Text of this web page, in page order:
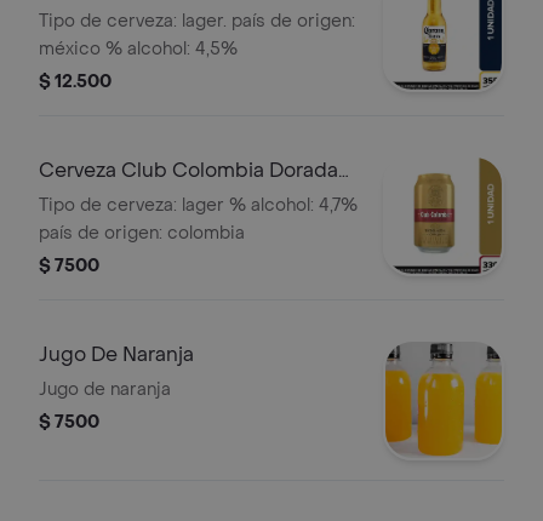
Tipo de cerveza: lager. país de origen:
méxico % alcohol: 4,5%
$ 12.500
Cerveza Club Colombia Dorada
Lata 330ml
Tipo de cerveza: lager % alcohol: 4,7%
país de origen: colombia
$ 7500
Jugo De Naranja
Jugo de naranja
$ 7500